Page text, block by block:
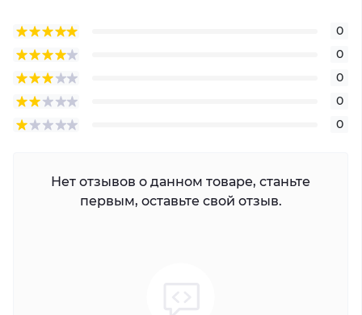
0
0
0
0
0
Нет отзывов о данном товаре, станьте
первым, оставьте свой отзыв.